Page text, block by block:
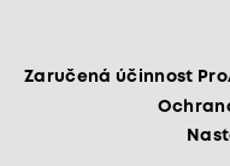
Zaručená účinnost